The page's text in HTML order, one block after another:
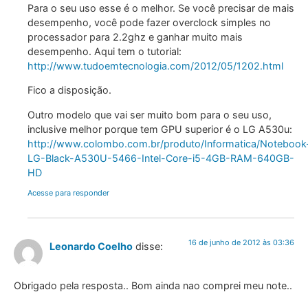
Para o seu uso esse é o melhor. Se você precisar de mais
desempenho, você pode fazer overclock simples no
processador para 2.2ghz e ganhar muito mais
desempenho. Aqui tem o tutorial:
http://www.tudoemtecnologia.com/2012/05/1202.html
Fico a disposição.
Outro modelo que vai ser muito bom para o seu uso,
inclusive melhor porque tem GPU superior é o LG A530u:
http://www.colombo.com.br/produto/Informatica/
LG-Black-A530U-5466-Intel-Core-i5-4GB-RAM-640GB-
HD
Acesse para responder
Leonardo Coelho disse: 16 de junho de 2012 às 03:36
Obrigado pela resposta.. Bom ainda nao comprei meu note..